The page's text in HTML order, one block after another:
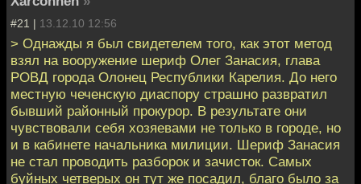
#21 | 13.12.10 12:56
> Однажды я был свидетелем того, как этот метод
взял на вооружение шериф Олег Занасия, глава
РОВД города Олонец Республики Карелия. До него
местную чеченскую диаспору страшно развратил
бывший районный прокурор. В результате они
чувствовали себя хозяевами не только в городе, но
и в кабинете начальника милиции. Шериф Занасия
не стал проводить разборок и зачисток. Самых
буйных четверых он тут же посадил, благо было за